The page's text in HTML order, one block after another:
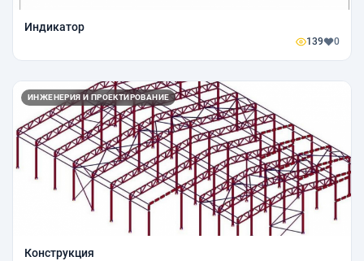
Индикатор
139 0
ИНЖЕНЕРИЯ И ПРОЕКТИРОВАНИЕ
Конструкция